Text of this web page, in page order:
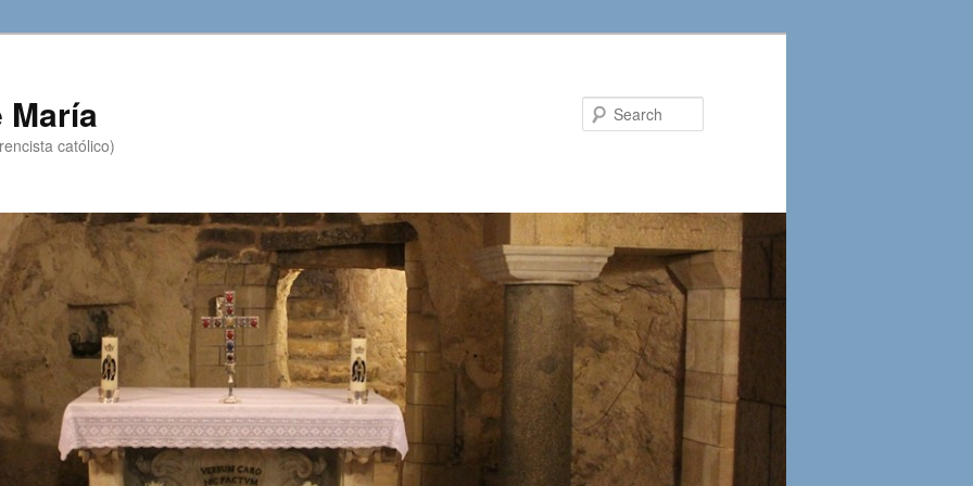
María
católico)